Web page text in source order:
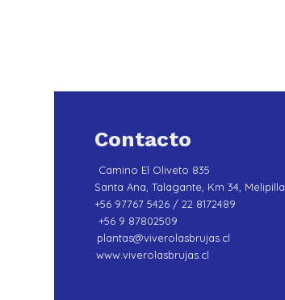
Contacto
Camino El Oliveto 835
Santa Ana, Talagante, Km 34, Melipilla
+56 97767 5426 / 22 8172489
+56 9 87802509
plantas@viverolasbrujas.cl
www.viverolasbrujas.cl